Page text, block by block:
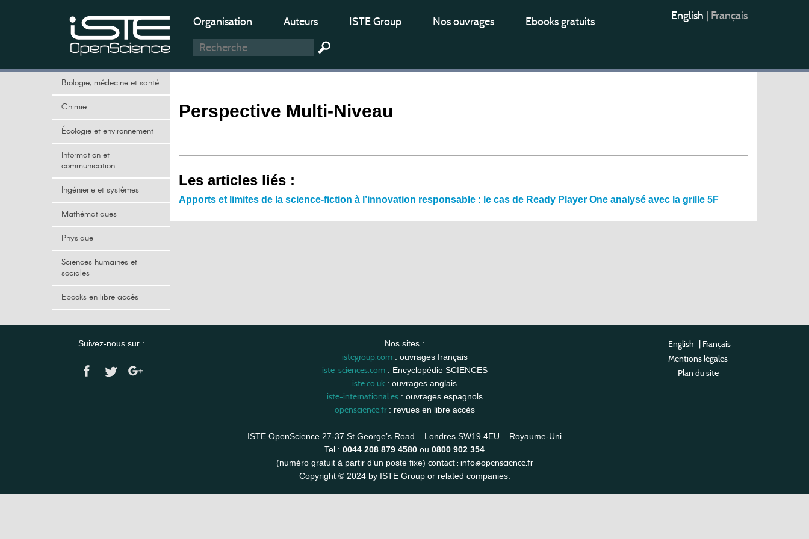
Organisation Auteurs ISTE Group Nos ouvrages Ebooks gratuits English Français
Biologie, médecine et santé
Chimie
Écologie et environnement
Information et
communication
Ingénierie et systèmes
Mathématiques
Physique
Sciences humaines et
sociales
Ebooks en libre accès
Perspective Multi-Niveau
Les articles liés :
Apports et limites de la science-fiction à l’innovation responsable : le cas de Ready Player One analysé avec la grille 5F
Suivez-nous sur : Nos sites :
istegroup.com: ouvrages français
iste-sciences.com: Encyclopédie SCIENCES
iste.co.uk : ouvrages anglais
iste-international.es: ouvrages espagnols
openscience.fr: revues en libre accès
ISTE OpenScience 27-37 St George’s Road – Londres SW19 4EU – Royaume-Uni
Tel : 0044 208 879 4580 ou 0800 902 354
(numéro gratuit à partir d’un poste fixe) contact : info@openscience.fr
Copyright © 2024 by ISTE Group or related companies.
English | Français
Mentions légales
Plan du site